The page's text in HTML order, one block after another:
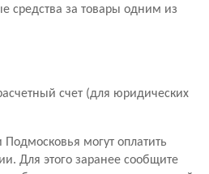
средства за товары одним из
счет (для юридических
могут оплатить
Для этого заранее сообщите